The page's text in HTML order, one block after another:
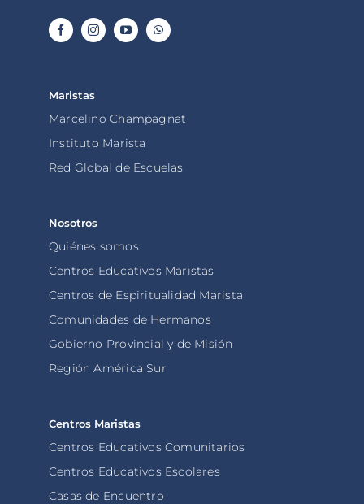
Maristas
Marcelino Champagnat
Instituto Marista
Red Global de Escuelas
Nosotros
Quiénes somos
Centros Educativos Maristas
Centros de Espiritualidad Marista
Comunidades de Hermanos
Gobierno Provincial y de Misión
Región América Sur
Centros Maristas
Centros Educativos Comunitarios
Centros Educativos Escolares
Casas de Encuentro